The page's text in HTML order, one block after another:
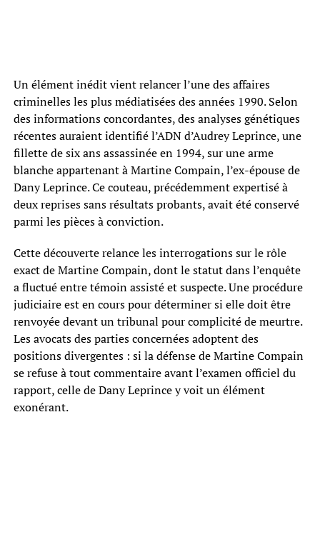
Un élément inédit vient relancer l’une des affaires
criminelles les plus médiatisées des années 1990. Selon
des informations concordantes, des analyses génétiques
récentes auraient identifié l’ADN d’Audrey Leprince, une
fillette de six ans assassinée en 1994, sur une arme
blanche appartenant à Martine Compain, l’ex-épouse de
Dany Leprince. Ce couteau, précédemment expertisé à
deux reprises sans résultats probants, avait été conservé
parmi les pièces à conviction.
Cette découverte relance les interrogations sur le rôle
exact de Martine Compain, dont le statut dans l’enquête
a fluctué entre témoin assisté et suspecte. Une procédure
judiciaire est en cours pour déterminer si elle doit être
renvoyée devant un tribunal pour complicité de meurtre.
Les avocats des parties concernées adoptent des
positions divergentes : si la défense de Martine Compain
se refuse à tout commentaire avant l’examen officiel du
rapport, celle de Dany Leprince y voit un élément
exonérant.